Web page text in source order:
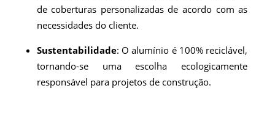
de coberturas personalizadas de acordo com as
necessidades do cliente.
Sustentabilidade: O alumínio é 100% reciclável,
tornando-se uma escolha ecologicamente
responsável para projetos de construção.